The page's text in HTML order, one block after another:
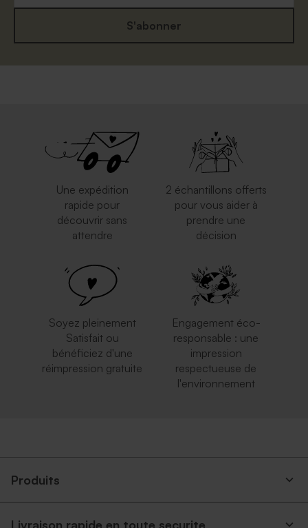
S'abonner
Une expédition
rapide pour
découvrir sans
attendre
2 échantillons offerts
pour vous aider à
prendre une
décision
Soyez pleinement
Satisfait ou
bénéficiez d'une
réimpression gratuite
Engagement éco-
responsable : une
impression
respectueuse de
l'environnement
Produits
Livraison rapide en toute securite